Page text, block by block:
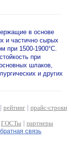
в основе
и частично сырых
при 1500-1900°С.
при
шлаков,
и других
рейтинг| прайс-строки
ГОСТы
партнеры
связь